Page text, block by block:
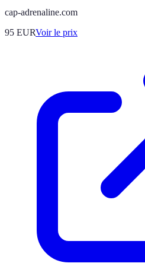
cap-adrenaline.com
95 EURVoir le prix